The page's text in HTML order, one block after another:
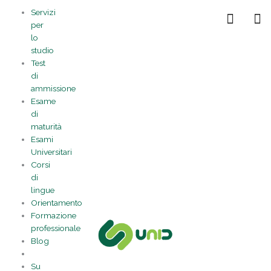
contenuto
Servizi
per
lo
studio
Test
di
ammissione
Esame
di
maturità
Esami
Universitari
Corsi
di
lingue
Orientamento
Formazione
professionale
Blog
Su